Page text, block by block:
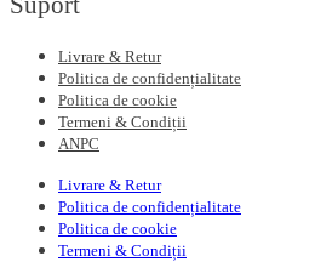
Livrare & Retur
Politica de confidențialitate
Politica de cookie
Termeni & Condiții
ANPC
Livrare & Retur
Politica de confidențialitate
Politica de cookie
Termeni & Condiții